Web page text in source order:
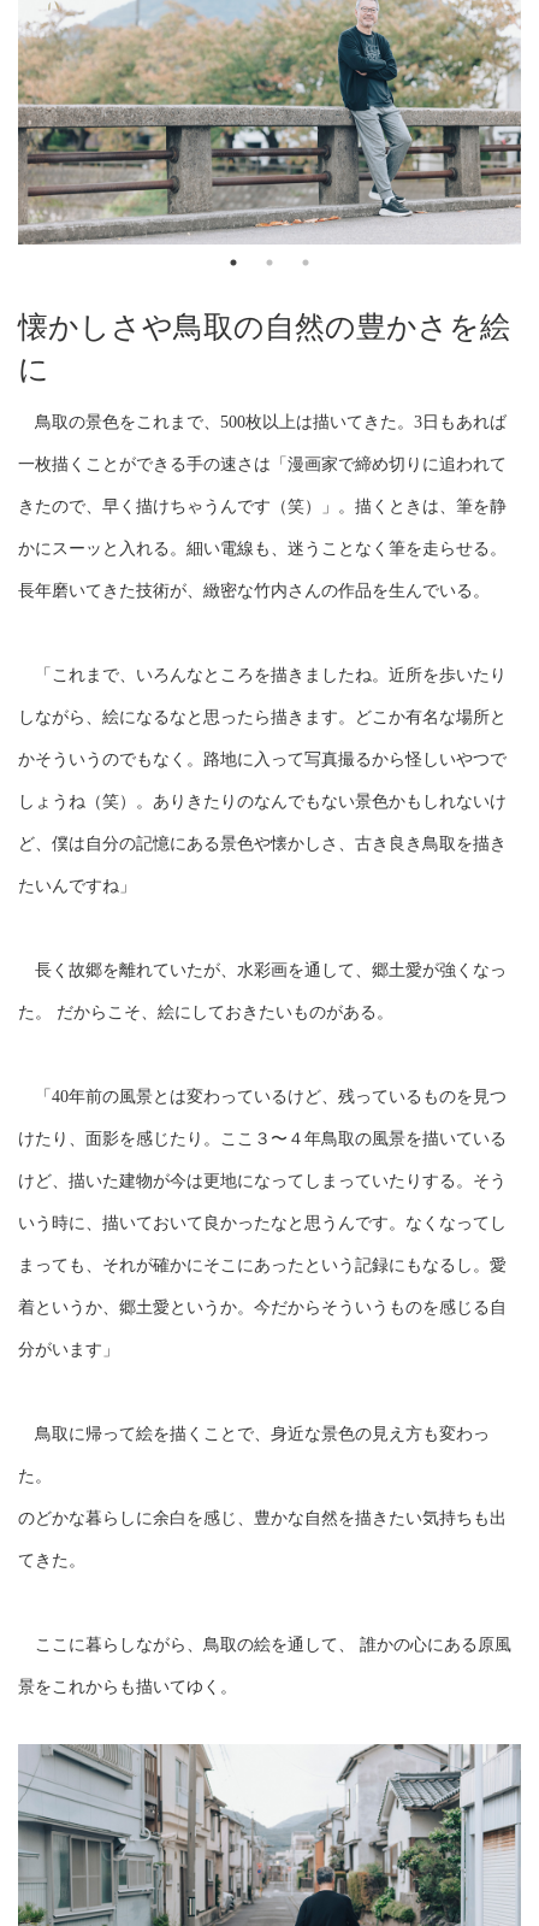
懐かしさや鳥取の自然の豊かさを絵
に
鳥取の景色をこれまで、500枚以上は描いてきた。3日もあれば
一枚描くことができる手の速さは「漫画家で締め切りに追われて
きたので、早く描けちゃうんです（笑）」。描くときは、筆を静
かにスーッと入れる。細い電線も、迷うことなく筆を走らせる。
長年磨いてきた技術が、緻密な竹内さんの作品を生んでいる。
「これまで、いろんなところを描きましたね。近所を歩いたり
しながら、絵になるなと思ったら描きます。どこか有名な場所と
かそういうのでもなく。路地に入って写真撮るから怪しいやつで
しょうね（笑）。ありきたりのなんでもない景色かもしれないけ
ど、僕は自分の記憶にある景色や懐かしさ、古き良き鳥取を描き
たいんですね」
長く故郷を離れていたが、水彩画を通して、郷土愛が強くなっ
た。 だからこそ、絵にしておきたいものがある。
「40年前の風景とは変わっているけど、残っているものを見つ
けたり、面影を感じたり。ここ３〜４年鳥取の風景を描いている
けど、描いた建物が今は更地になってしまっていたりする。そう
いう時に、描いておいて良かったなと思うんです。なくなってし
まっても、それが確かにそこにあったという記録にもなるし。愛
着というか、郷土愛というか。今だからそういうものを感じる自
分がいます」
鳥取に帰って絵を描くことで、身近な景色の見え方も変わっ
た。
のどかな暮らしに余白を感じ、豊かな自然を描きたい気持ちも出
てきた。
ここに暮らしながら、鳥取の絵を通して、 誰かの心にある原風
景をこれからも描いてゆく。